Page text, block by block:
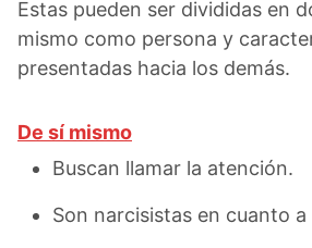
Estas pueden ser divididas en
mismo como persona y
presentadas hacia los demás.
De sí mismo
Buscan llamar la atención.
Son narcisistas en cuanto a